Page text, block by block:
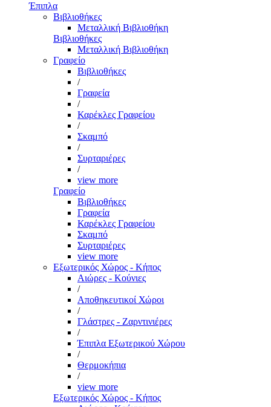
Έπιπλα
Βιβλιοθήκες
Μεταλλική Βιβλιοθήκη
Βιβλιοθήκες
Μεταλλική Βιβλιοθήκη
Γραφείο
Βιβλιοθήκες
/
Γραφεία
/
Καρέκλες Γραφείου
/
Σκαμπό
/
Συρταριέρες
/
view more
Γραφείο
Βιβλιοθήκες
Γραφεία
Καρέκλες Γραφείου
Σκαμπό
Συρταριέρες
view more
Εξωτερικός Χώρος - Κήπος
Αιώρες - Κούνιες
/
Αποθηκευτικοί Χώροι
/
Γλάστρες - Ζαρντινιέρες
/
Έπιπλα Εξωτερικού Χώρου
/
Θερμοκήπια
/
view more
Εξωτερικός Χώρος - Κήπος